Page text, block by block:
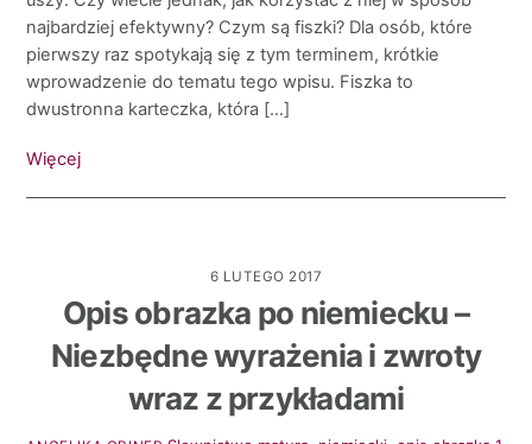
najbardziej efektywny? Czym są fiszki? Dla osób, które
pierwszy raz spotykają się z tym terminem, krótkie
wprowadzenie do tematu tego wpisu. Fiszka to
dwustronna karteczka, która […]
Więcej
6 LUTEGO 2017
Opis obrazka po niemiecku –
Niezbędne wyrażenia i zwroty
wraz z przykładami